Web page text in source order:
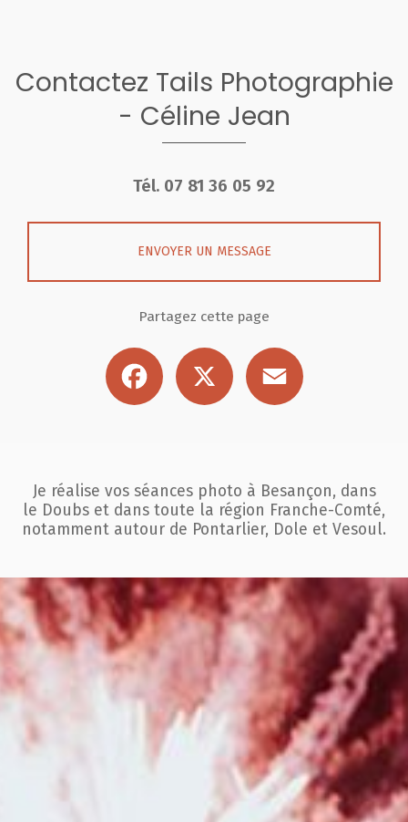
Contactez Tails Photographie
- Céline Jean
Tél. 07 81 36 05 92
ENVOYER UN MESSAGE
Partagez cette page
Facebook
Je réalise vos séances photo à Besançon, dans
le Doubs et dans toute la région Franche-Comté,
notamment autour de Pontarlier, Dole et Vesoul.